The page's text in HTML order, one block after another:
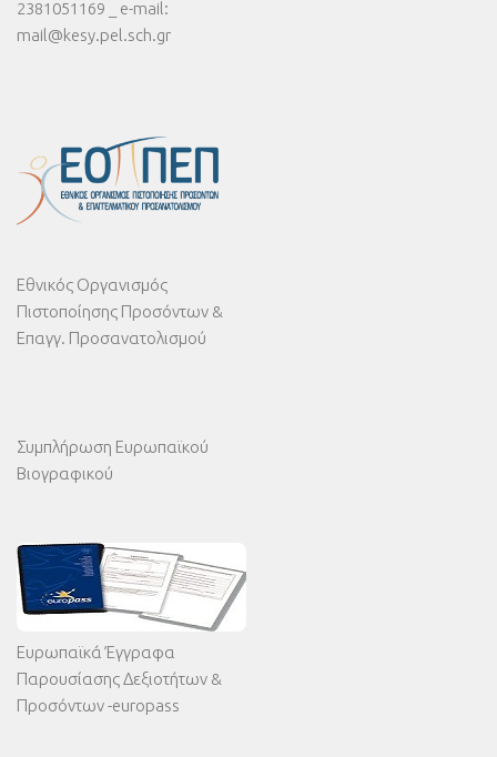
2381051169 _ e-mail:
mail@kesy.pel.sch.gr
Εθνικός Οργανισμός
Πιστοποίησης Προσόντων &
Επαγγ. Προσανατολισμού
Συμπλήρωση Ευρωπαϊκού
Βιογραφικού
Ευρωπαϊκά Έγγραφα
Παρουσίασης Δεξιοτήτων &
Προσόντων -europass